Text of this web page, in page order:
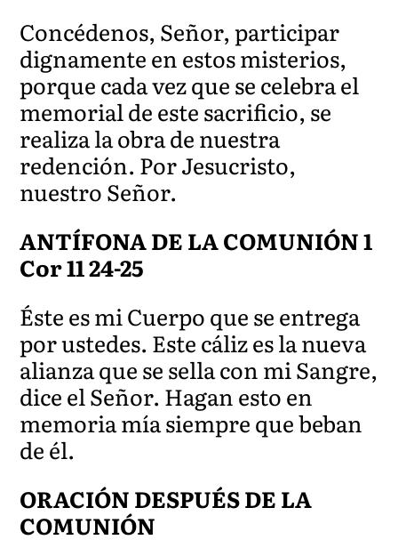
Concédenos, Señor, participar
dignamente en estos misterios,
porque cada vez que se celebra el
memorial de este sacrificio, se
realiza la obra de nuestra
redención. Por Jesucristo,
nuestro Señor.
ANTÍFONA DE LA COMUNIÓN 1
Cor 11 24-25
Éste es mi Cuerpo que se entrega
por ustedes. Este cáliz es la nueva
alianza que se sella con mi Sangre,
dice el Señor. Hagan esto en
memoria mía siempre que beban
de él.
ORACIÓN DESPUÉS DE LA
COMUNIÓN